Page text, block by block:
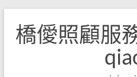
content
橋僾照顧服